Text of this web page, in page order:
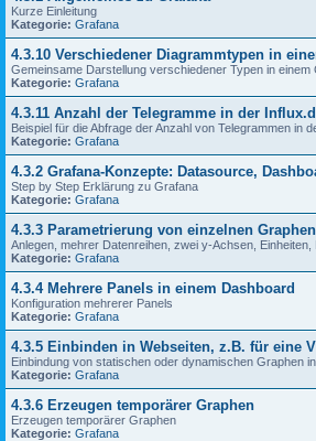
Kurze Einleitung
Kategorie: Grafana
4.3.10 Verschiedener Diagrammtypen in
Gemeinsame Darstellung verschiedener Typen in einem
Kategorie: Grafana
4.3.11 Anzahl der Telegramme in der
Beispiel für die Abfrage der Anzahl von Telegrammen in
Kategorie: Grafana
4.3.2 Grafana-Konzepte: Datasource,
Step by Step Erklärung zu Grafana
Kategorie: Grafana
4.3.3 Parametrierung von einzelnen Graphen
Anlegen, mehrer Datenreihen, zwei y-Achsen, Einheiten,
Kategorie: Grafana
4.3.4 Mehrere Panels in einem Dashboard
Konfiguration mehrerer Panels
Kategorie: Grafana
4.3.5 Einbinden in Webseiten, z.B. für eine
Einbindung von statischen oder dynamischen Graphen
Kategorie: Grafana
4.3.6 Erzeugen temporärer Graphen
Erzeugen temporärer Graphen
Kategorie: Grafana